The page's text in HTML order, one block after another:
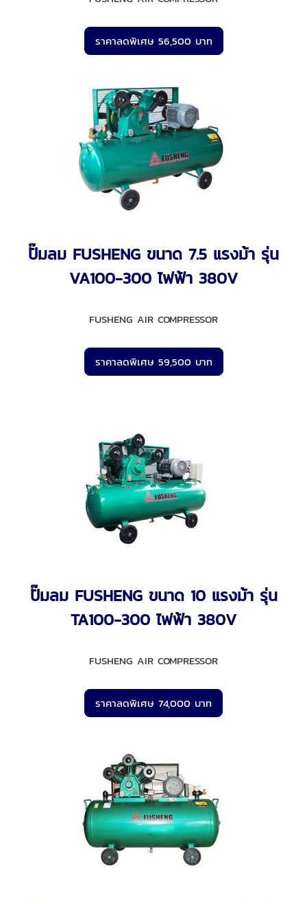
ราคาลดพิเศษ 56,500 บาท
ปั๊มลม FUSHENG ขนาด 7.5 แรงม้า รุ่น
VA100-300 ไฟฟ้า 380V
FUSHENG AIR COMPRESSOR
ราคาลดพิเศษ 59,500 บาท
ปั๊มลม FUSHENG ขนาด 10 แรงม้า รุ่น
TA100-300 ไฟฟ้า 380V
FUSHENG AIR COMPRESSOR
ราคาลดพิเศษ 74,000 บาท